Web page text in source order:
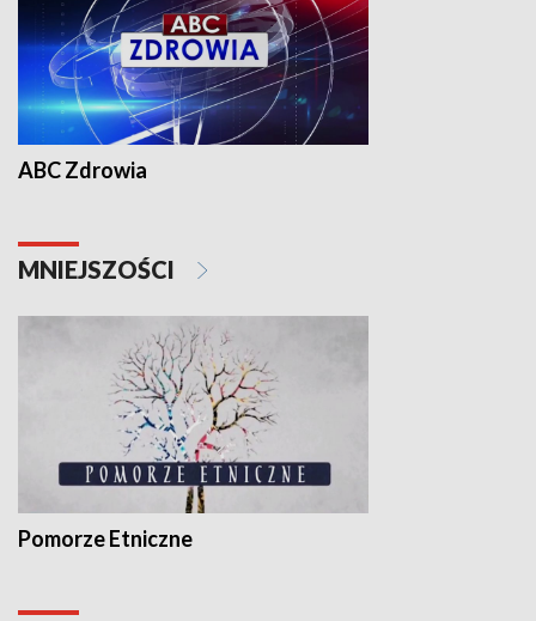
ABC Zdrowia
MNIEJSZOŚCI
Pomorze Etniczne